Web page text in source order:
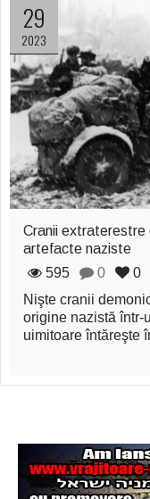
Vrăjitoare
Magia în
Madona
din
Uimitoarea
Teresei
Derba, un
misterios
regele
Şi-a
29
2023
Cranii extraterestre
artefacte naziste
595
0
0
Nişte cranii
origine nazistă într-
uimitoare întăreşte